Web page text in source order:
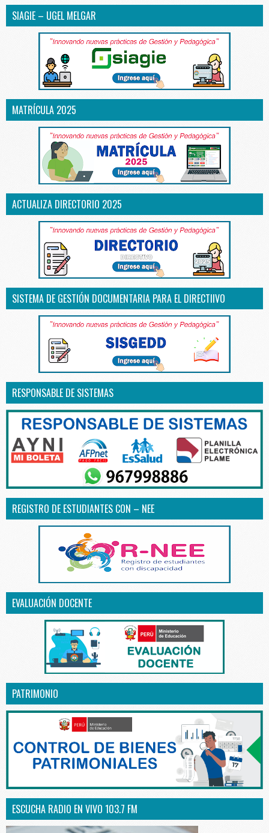
SIAGIE – UGEL MELGAR
MATRÍCULA 2025
ACTUALIZA DIRECTORIO 2025
SISTEMA DE GESTIÓN DOCUMENTARIA PARA EL DIRECTIIVO
RESPONSABLE DE SISTEMAS
REGISTRO DE ESTUDIANTES CON – NEE
EVALUACIÓN DOCENTE
PATRIMONIO
ESCUCHA RADIO EN VIVO 103.7 FM